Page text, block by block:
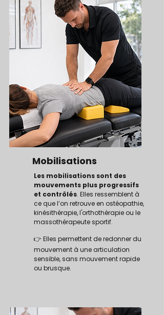
Mobilisations
Les mobilisations sont des
mouvements plus progressifs
et contrôlés. Elles ressemblent à
ce que l’on retrouve en ostéopathie,
kinésithérapie, l'orthothérapie ou le
massothérapeute sportif.
👉 Elles permettent de redonner du
mouvement à une articulation
sensible, sans mouvement rapide
ou brusque.